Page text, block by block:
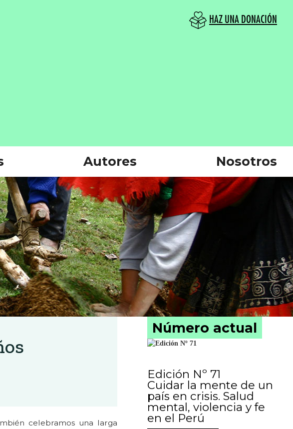
HAZ UNA DONACIÓN
Autores Nosotros
celebramos una larga
Número actual
Edición Nº 71
Cuidar la mente de un
país en crisis. Salud
mental, violencia y fe
en el Perú